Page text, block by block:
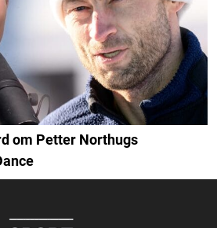
om Petter Northugs